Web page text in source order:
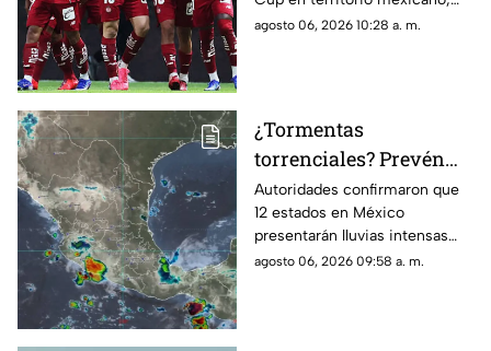
de la Leagues Cup 2026
donde ganó contra Seattle
agosto 06, 2026 10:28 a. m.
¿Tormentas
torrenciales? Prevén
lluvias intensas en 12
estados de México HOY;
Morelos se encuentra
en la lista
Autoridades confirmaron que
12 estados en México
presentarán lluvias intensas
hoy jueves 6 de agosto de
agosto 06, 2026 09:58 a. m.